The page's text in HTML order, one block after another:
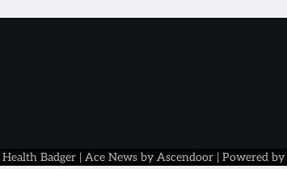
Health Badger | Ace News by Ascendoor | Powered by